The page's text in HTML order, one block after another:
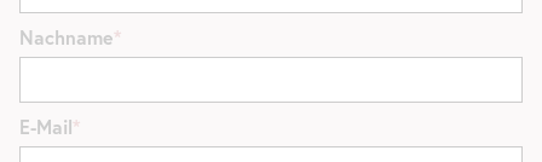
Nachname
E-Mail